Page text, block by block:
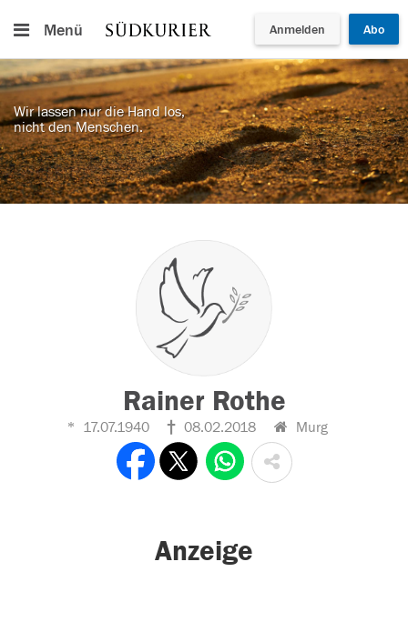
Menü Anmelden Abo
Wir lassen nur die Hand los,
nicht den Menschen.
Rainer Rothe
17.07.1940 08.02.2018 Murg
Anzeige